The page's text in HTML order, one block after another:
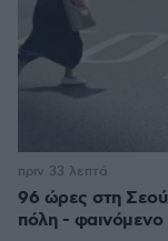
96 ώρες στη
πόλη - φαινόμενο
πριν 33 λεπτά